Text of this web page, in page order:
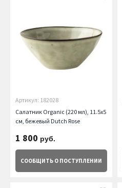
Артикул: 182028
Салатник Organic (220 мл), 11.5х5
см, бежевый Dutch Rose
1 800 руб.
СООБЩИТЬ О ПОСТУПЛЕНИИ